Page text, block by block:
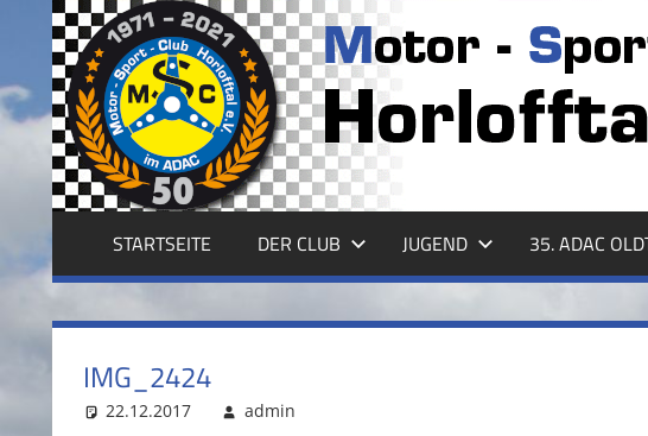
springen MSC
HORLOFFTAL
E.V.
STARTSEITE DER CLUB JUGEND 35. ADAC
IMG_2424
22.12.2017 admin